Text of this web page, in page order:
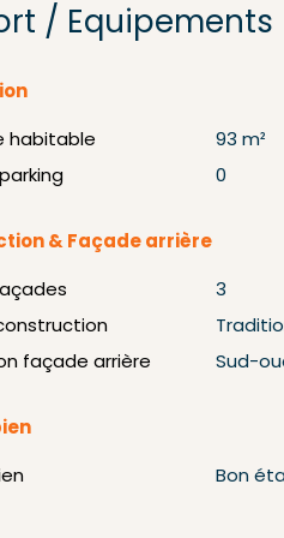
/ Equipements
habitable
93 m²
0
& Façade arrière
3
façade arrière
Sud-
Bon